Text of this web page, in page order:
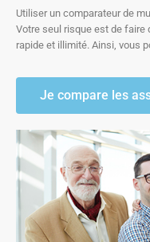
Utiliser un comparateur de
Votre seul risque est de faire
rapide et illimité. Ainsi, vous
Je compare les